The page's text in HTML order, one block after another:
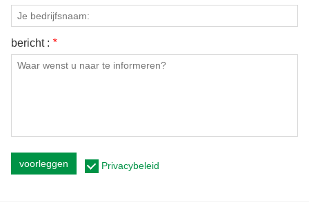
bericht : *
voorleggen Privacybeleid